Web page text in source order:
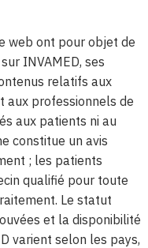
web ont pour objet de
INVAMED, ses
relatifs aux
aux professionnels de
aux patients ni au
constitue un avis
; les patients
qualifié pour toute
Le statut
et la disponibilité
varient selon les pays,